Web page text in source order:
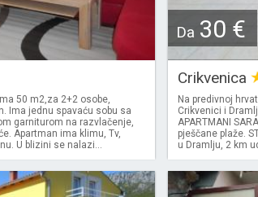
50 m2,za 2+2 osobe,
Ima jednu spavaću sobu sa
garniturom na razvlačenje,
Apartman ima klimu, Tv,
U blizini se nalazi...
Da 30 €
Crikvenica
Na predivnoj
Crikvenici i
APARTMANI
pješčane plaže.
u Dramlju, 2 km